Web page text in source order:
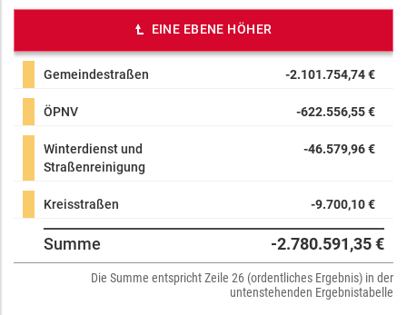
EINE EBENE HÖHER
Gemeindestraßen -2.101.754,74 €
ÖPNV -622.556,55 €
Winterdienst und
Straßenreinigung
-46.579,96 €
Kreisstraßen -9.700,10 €
Summe -2.780.591,35 €
Die Summe entspricht Zeile 26 (ordentliches Ergebnis) in der
untenstehenden Ergebnistabelle